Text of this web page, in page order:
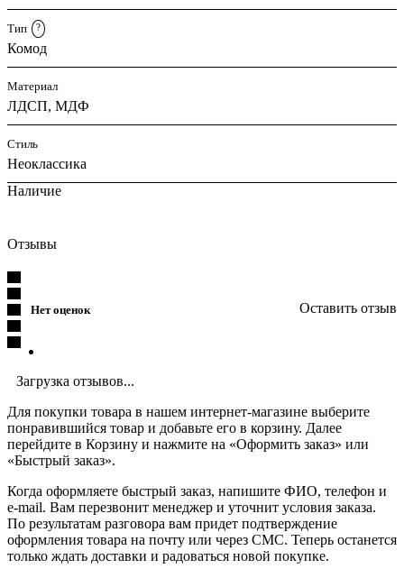
Тип ?
Комод
Материал
ЛДСП, МДФ
Стиль
Неоклассика
Наличие
Отзывы
Нет оценок Оставить отзыв
Загрузка отзывов...
Для покупки товара в нашем интернет-магазине выберите
понравившийся товар и добавьте его в корзину. Далее
перейдите в Корзину и нажмите на «Оформить заказ» или
«Быстрый заказ».
Когда оформляете быстрый заказ, напишите ФИО, телефон и
e-mail. Вам перезвонит менеджер и уточнит условия заказа.
По результатам разговора вам придет подтверждение
оформления товара на почту или через СМС. Теперь останется
только ждать доставки и радоваться новой покупке.